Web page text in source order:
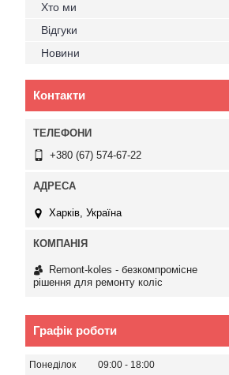
Хто ми
Відгуки
Новини
Контакти
+380 (67) 574-67-22
Харків, Україна
Remont-koles - безкомпромісне
рішення для ремонту коліс
Графік роботи
Понеділок 09:00
18:00